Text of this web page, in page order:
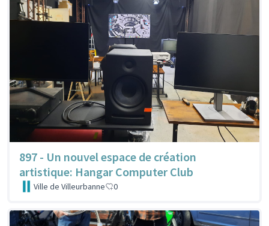
897 - Un nouvel espace de création
artistique: Hangar Computer Club
Ville de Villeurbanne 0